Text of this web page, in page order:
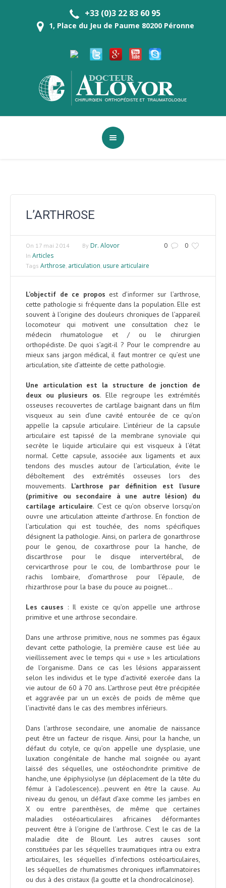
+33 (0)3 22 83 60 95
1, Place du Jeu de Paume 80200 Péronne
L’ARTHROSE
0 0
On 17 mai 2014 By Dr. Alovor
In Articles
Tags Arthrose articulation usure articulaire
L’objectif de ce propos est d’informer sur l’arthrose,
cette pathologie si fréquente dans la population. Elle est
souvent à l’origine des douleurs chroniques de l’appareil
locomoteur qui motivent une consultation chez le
médecin rhumatologue et / ou le chirurgien
orthopédiste. De quoi s’agit-il ? Pour le comprendre au
mieux sans jargon médical, il faut montrer ce qu’est une
articulation, site d’atteinte de cette pathologie.
Une articulation est la structure de jonction de
deux ou plusieurs os. Elle regroupe les extrémités
osseuses recouvertes de cartilage baignant dans un film
visqueux au sein d’une cavité entourée de ce qu’on
appelle la capsule articulaire. L’intérieur de la capsule
articulaire est tapissé de la membrane synoviale qui
secrète le liquide articulaire qui est visqueux à l’état
normal. Cette capsule, associée aux ligaments et aux
tendons des muscles autour de l’articulation, évite le
déboîtement des extrémités osseuses lors des
mouvements. L’arthrose par définition est l’usure
(primitive ou secondaire à une autre lésion) du
cartilage articulaire. C’est ce qu’on observe lorsqu’on
ouvre une articulation atteinte d’arthrose. En fonction de
l’articulation qui est touchée, des noms spécifiques
désignent la pathologie. Ainsi, on parlera de gonarthrose
pour le genou, de coxarthrose pour la hanche, de
discarthrose pour le disque intervertébral, de
cervicarthrose pour le cou, de lombarthrose pour le
rachis lombaire, d’omarthrose pour l’épaule, de
rhizarthrose pour la base du pouce au poignet…
Les causes : Il existe ce qu’on appelle une arthrose
primitive et une arthrose secondaire.
Dans une arthrose primitive, nous ne sommes pas égaux
devant cette pathologie, la première cause est liée au
vieillissement avec le temps qui « use » les articulations
de l’organisme. Dans ce cas les lésions apparaissent
selon les individus et le type d’activité exercée dans la
vie autour de 60 à 70 ans. L’arthrose peut être précipitée
et aggravée par un un excès de poids de même que
l’inactivité dans le cas des membres inférieurs.
Dans l’arthrose secondaire, une anomalie de naissance
peut être un facteur de risque. Ainsi, pour la hanche, un
défaut du cotyle, ce qu’on appelle une dysplasie, une
luxation congénitale de hanche mal soignée ou ayant
laissé des séquelles, une ostéochondrite primitive de
hanche, une épiphysiolyse (un déplacement de la tête du
fémur à l’adolescence)…peuvent en être la cause. Au
niveau du genou, un défaut d’axe comme les jambes en
X ou entre parenthèses, de même que certaines
maladies ostéoarticulaires africaines déformantes
peuvent être à l’origine de l’arthrose. C’est le cas de la
maladie dite de Blount. Les autres causes sont
constituées par les séquelles traumatiques intra ou extra
articulaires, les séquelles d’infections ostéoarticulaires,
les séquelles de rhumatismes chroniques inflammatoires
ou dus à des cristaux (la goutte et la chondrocalcinose).